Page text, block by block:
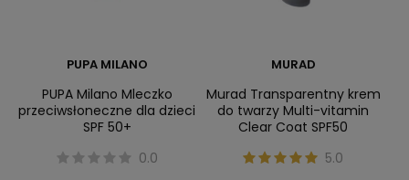
PUPA MILANO
PUPA Milano Mleczko
przeciwsłoneczne dla dzieci
SPF 50+
0.0
MURAD
Murad Transparentny krem
do twarzy Multi-vitamin
Clear Coat SPF50
5.0